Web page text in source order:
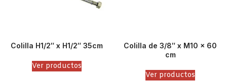
Colilla H1/2″ x H1/2″ 35cm
Ver productos
Colilla de 3/8″ x M10 x 60
cm
Ver productos